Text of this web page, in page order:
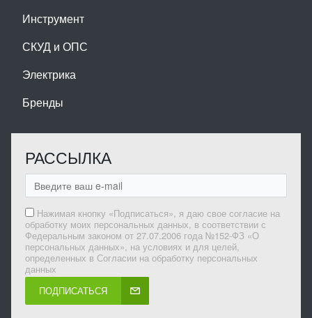
Инструмент
СКУД и ОПС
Электрика
Бренды
РАССЫЛКА
Нажимая кнопку «Подписаться», я даю свое согласие на
обработку моих персональных данных, в соответствии с
Федеральным законом от 27.07.2006 года №152-ФЗ «О
персональных данных», на условиях и для целей,
определенных в Согласии на обработку персональных
данных
ПОДПИСАТЬСЯ